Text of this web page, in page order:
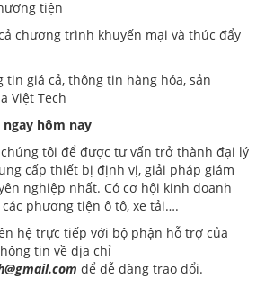
tiện
chương trình khuyến mại và thúc đẩy
giá cả, thông tin hàng hóa, sản
Việt Tech
hôm nay
tôi để được tư vấn trở thành đại lý
cấp thiết bị định vị, giải pháp giám
nghiệp nhất. Có cơ hội kinh doanh
phương tiện ô tô, xe tải….
hệ trực tiếp với bộ phận hỗ trợ của
tin về địa chỉ
để dễ dàng trao đổi.